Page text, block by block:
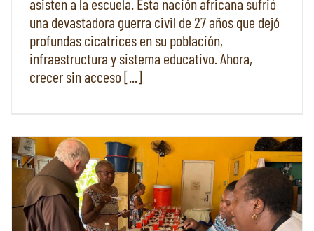
una devastadora guerra civil de 27 años que dejó
profundas cicatrices en su población,
infraestructura y sistema educativo. Ahora,
crecer sin acceso [...]